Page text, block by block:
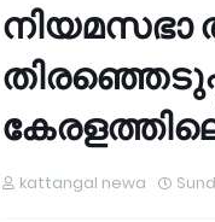
നിയമസഭാ
kattangal newa